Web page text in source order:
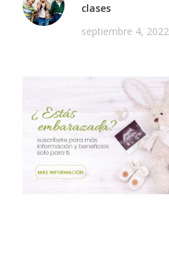
clases
septiembre 4, 2022